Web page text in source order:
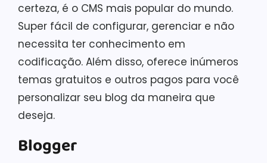
certeza, é o CMS mais popular do mundo.
Super fácil de configurar, gerenciar e não
necessita ter conhecimento em
codificação. Além disso, oferece inúmeros
temas gratuitos e outros pagos para você
personalizar seu blog da maneira que
deseja.
Blogger